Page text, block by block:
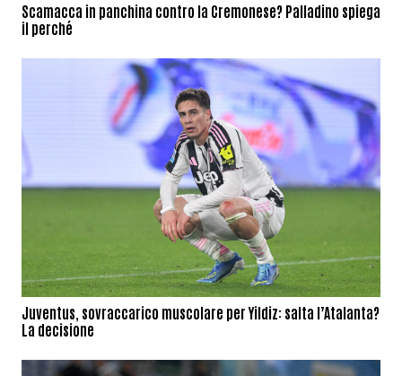
Scamacca in panchina contro la Cremonese? Palladino spiega
il perché
Juventus, sovraccarico muscolare per Yildiz: salta l’Atalanta?
La decisione